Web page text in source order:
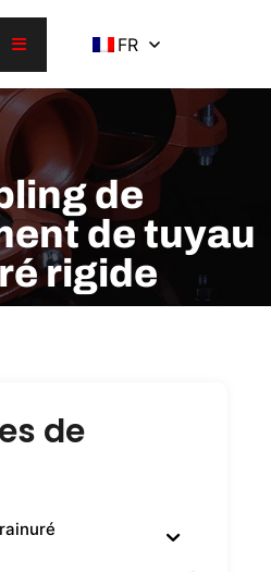
FR
de
de tuyau
rigide
de